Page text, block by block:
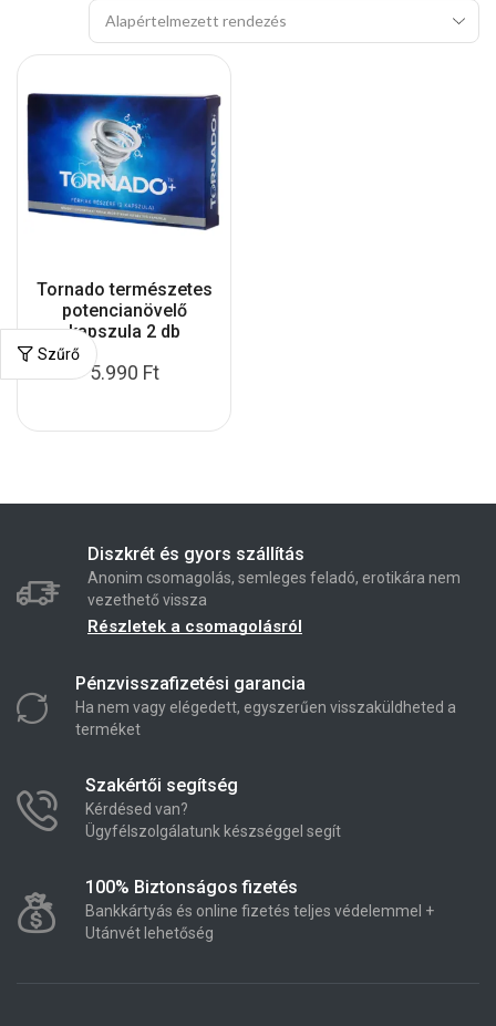
Szűrő
Tornado természetes
potencianövelő
kapszula 2 db
5.990 Ft
Diszkrét és gyors szállítás
Anonim csomagolás, semleges feladó, erotikára nem
vezethető vissza
Részletek a csomagolásról
Pénzvisszafizetési garancia
Ha nem vagy elégedett, egyszerűen visszaküldheted a
terméket
Szakértői segítség
Kérdésed van?
Ügyfélszolgálatunk készséggel segít
100% Biztonságos fizetés
Bankkártyás és online fizetés teljes védelemmel +
Utánvét lehetőség